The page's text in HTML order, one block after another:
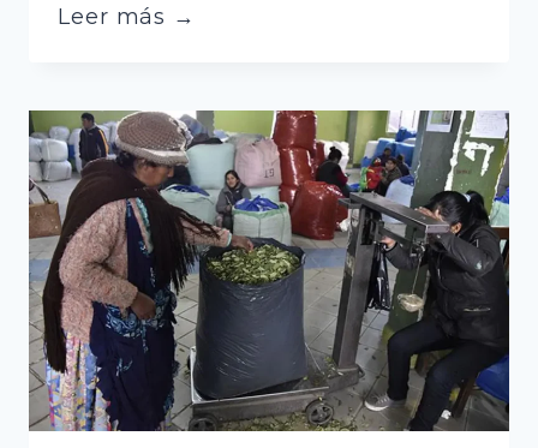
Leer más →
Ministro
en
BoA
a
mala
planificación;
hallan
irregularidades